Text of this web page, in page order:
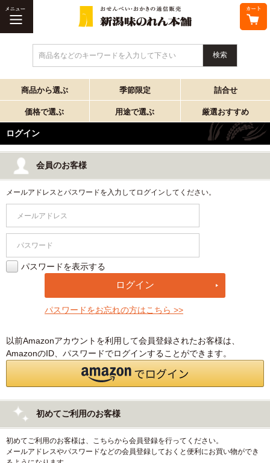
商品名などのキーワードを入力して下さい
商品から選ぶ 季節限定 詰合せ
価格で選ぶ 用途で選ぶ 厳選おすすめ
ログイン
会員のお客様
メールアドレスとパスワードを入力してログインしてください。
パスワードを表示する
パスワードをお忘れの方はこちら >>
以前Amazonアカウントを利用して会員登録されたお客様は、
AmazonのID、パスワードでログインすることができます。
初めてご利用のお客様
初めてご利用のお客様は、こちらから会員登録を行ってください。
メールアドレスやパスワードなどの会員登録しておくと便利にお買い物ができ